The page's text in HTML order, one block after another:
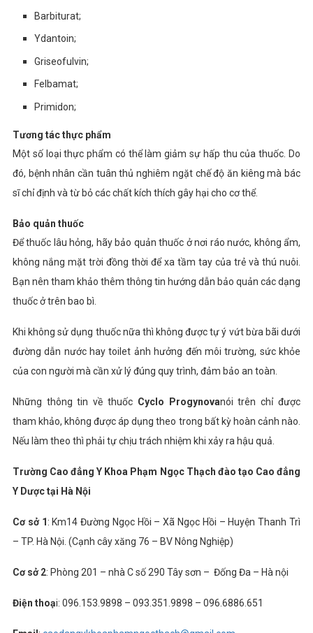
Barbiturat;
Ydantoin;
Griseofulvin;
Felbamat;
Primidon;
Tương tác thực phẩm
Một số loại thực phẩm có thể làm giảm sự hấp thu của thuốc. Do
đó, bệnh nhân cần tuân thủ nghiêm ngặt chế độ ăn kiêng mà bác
sĩ chỉ định và từ bỏ các chất kích thích gây hại cho cơ thể.
Bảo quản thuốc
Để thuốc lâu hỏng, hãy bảo quản thuốc ở nơi ráo nước, không ẩm,
không nắng mặt trời đồng thời để xa tầm tay của trẻ và thú nuôi.
Bạn nên tham khảo thêm thông tin hướng dẫn bảo quản các dạng
thuốc ở trên bao bì.
Khi không sử dụng thuốc nữa thì không được tự ý vứt bừa bãi dưới
đường dẫn nước hay toilet ảnh hưởng đến môi trường, sức khỏe
của con người mà cần xử lý đúng quy trình, đảm bảo an toàn.
Những thông tin về thuốc Cyclo Progynovanói trên chỉ được
tham khảo, không được áp dụng theo trong bất kỳ hoàn cảnh nào.
Nếu làm theo thì phải tự chịu trách nhiệm khi xảy ra hậu quả.
Trường Cao đẳng Y Khoa Phạm Ngọc Thạch đào tạo Cao đẳng
Y Dược tại Hà Nội
Cơ sở 1 : Km14 Đường Ngọc Hồi – Xã Ngọc Hồi – Huyện Thanh Trì
– TP. Hà Nội. (Cạnh cây xăng 76 – BV Nông Nghiệp)
Cơ sở 2: Phòng 201 – nhà C số 290 Tây sơn – Đống Đa – Hà nội
Điện thoại: 096.153.9898 – 093.351.9898 – 096.6886.651